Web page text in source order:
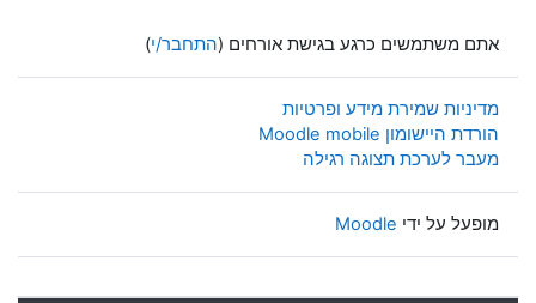
אתם משתמשים כרגע בגישת אורחים (התחבר/י)
מדיניות שמירת מידע ופרטיות
הורדת היישומון Moodle mobile
מעבר לערכת תצוגה רגילה
מופעל על ידי Moodle